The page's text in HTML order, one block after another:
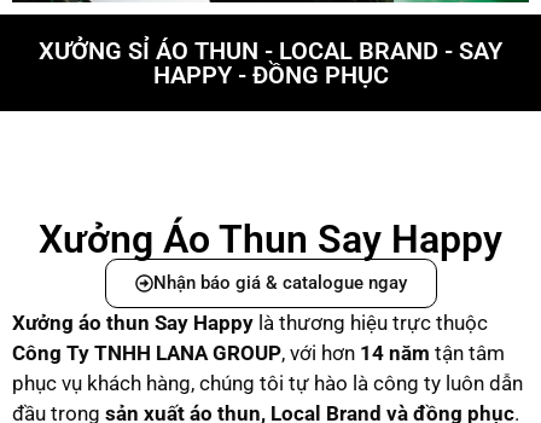
XƯỞNG SỈ ÁO THUN - LOCAL BRAND - SAY
HAPPY - ĐỒNG PHỤC
Xưởng Áo Thun Say Happy
Nhận báo giá & catalogue ngay
Xưởng áo thun Say Happy là thương hiệu trực thuộc
Công Ty TNHH LANA GROUP, với hơn 14 năm tận tâm
phục vụ khách hàng, chúng tôi tự hào là công ty luôn dẫn
đầu trong sản xuất áo thun, Local Brand và đồng phục.